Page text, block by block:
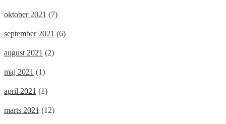
oktober 2021 (7)
september 2021 (6)
august 2021 (2)
maj 2021 (1)
april 2021 (1)
marts 2021 (12)